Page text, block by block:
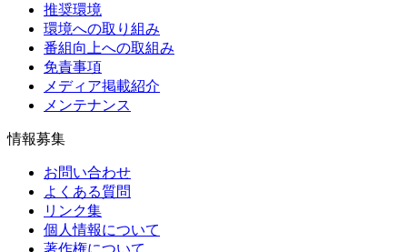
推奨環境
環境への取り組み
番組向上への取組み
免責事項
メディア掲載紹介
メンテナンス
情報募集
お問い合わせ
よくある質問
リンク集
個人情報について
著作権について